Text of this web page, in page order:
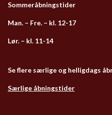
Sommeråbningstider
Man. – Fre. – kl. 12-17
Lør. – kl. 11-14
Se flere særlige og helligdags
Særlige åbningstider